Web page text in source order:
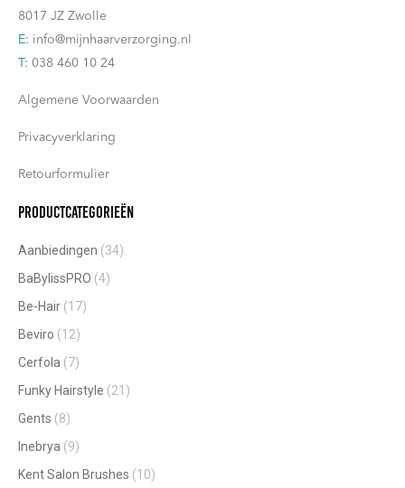
8017 JZ Zwolle
E: info@mijnhaarverzorging.nl
T: 038 460 10 24
Algemene Voorwaarden
Privacyverklaring
Retourformulier
Productcategorieën
Aanbiedingen (34)
BaBylissPRO (4)
Be-Hair (17)
Beviro (12)
Cerfola (7)
Funky Hairstyle (21)
Gents (8)
Inebrya (9)
Kent Salon Brushes (10)